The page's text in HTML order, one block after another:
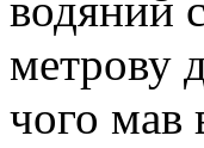
метрову
чого мав